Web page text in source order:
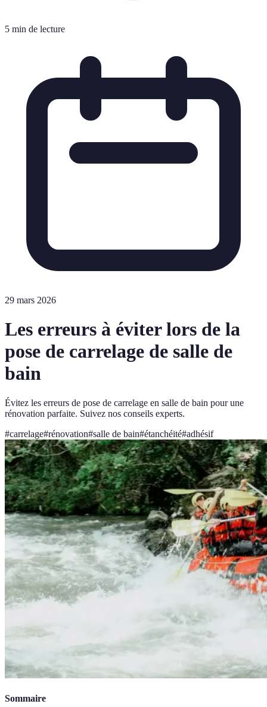
5 min de lecture
29 mars 2026
Les erreurs à éviter lors de la
pose de carrelage de salle de
bain
Évitez les erreurs de pose de carrelage en salle de bain pour une
rénovation parfaite. Suivez nos conseils experts.
#carrelage#rénovation#salle de bain#étanchéité#adhésif
Sommaire